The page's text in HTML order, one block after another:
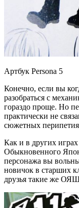
Артбук Persona 5
Конечно, если вы
разобраться с
гораздо проще. Но
практически не
сюжетных
Как и в других
Обыкновенного
персонажа вы
новичок в старших
друзья такие же